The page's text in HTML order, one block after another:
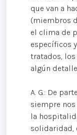
que van a
(miembros
el clima de
específicos
tratados, los
algún
A. G.: De
siempre
la
solidaridad,